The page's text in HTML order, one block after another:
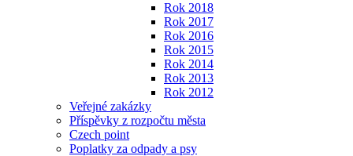
Rok 2018
Rok 2017
Rok 2016
Rok 2015
Rok 2014
Rok 2013
Rok 2012
Veřejné zakázky
Příspěvky z rozpočtu města
Czech point
Poplatky za odpady a psy